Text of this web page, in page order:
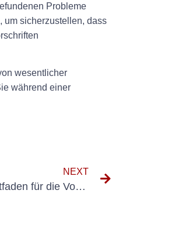
Probleme
um sicherzustellen, dass
wesentlicher
während einer
NEXT
Verständnis von DGUV V3 Vorschrift: Ein Leitfaden für die Vorschriften für elektrische Sicherheitsvorschriften in Deutschland